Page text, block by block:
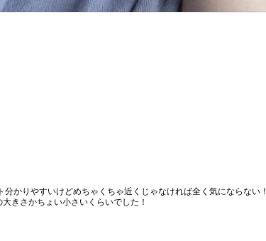
かりやすいけどめちゃくちゃ近くじゃなければ全く気にならない！
きさかちょい小さいくらいでした！